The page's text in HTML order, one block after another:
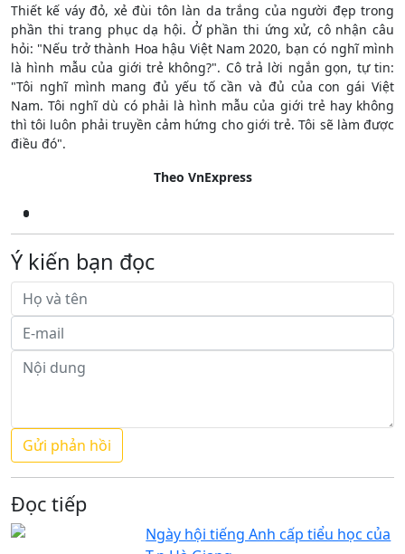
Thiết kế váy đỏ, xẻ đùi tôn làn da trắng của người đẹp trong
phần thi trang phục dạ hội. Ở phần thi ứng xử, cô nhận câu
hỏi: "Nếu trở thành Hoa hậu Việt Nam 2020, bạn có nghĩ mình
là hình mẫu của giới trẻ không?". Cô trả lời ngắn gọn, tự tin:
"Tôi nghĩ mình mang đủ yếu tố cần và đủ của con gái Việt
Nam. Tôi nghĩ dù có phải là hình mẫu của giới trẻ hay không
thì tôi luôn phải truyền cảm hứng cho giới trẻ. Tôi sẽ làm được
điều đó".
Theo VnExpress
Ý kiến bạn đọc
Đọc tiếp
Ngày hội tiếng Anh cấp tiểu học của